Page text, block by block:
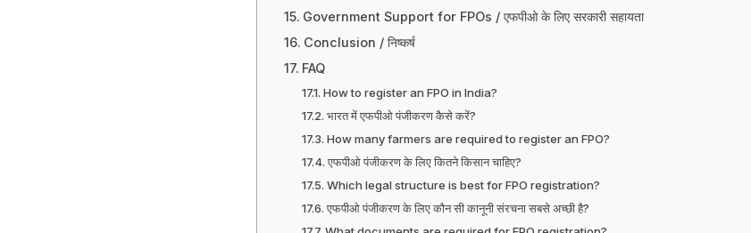
Government Support for FPOs / एफपीओ के लिए सरकारी सहायता
Conclusion / निष्कर्ष
FAQ
How to register an FPO in India?
भारत में एफपीओ पंजीकरण कैसे करें?
How many farmers are required to register an FPO?
एफपीओ पंजीकरण के लिए कितने किसान चाहिए?
Which legal structure is best for FPO registration?
एफपीओ पंजीकरण के लिए कौन सी कानूनी संरचना सबसे अच्छी है?